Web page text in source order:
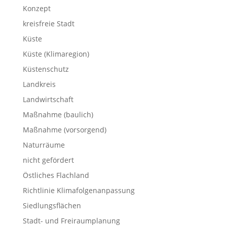
Konzept
kreisfreie Stadt
Küste
Küste (Klimaregion)
Küstenschutz
Landkreis
Landwirtschaft
Maßnahme (baulich)
Maßnahme (vorsorgend)
Naturräume
nicht gefördert
Östliches Flachland
Richtlinie Klimafolgenanpassung
Siedlungsflächen
Stadt- und Freiraumplanung